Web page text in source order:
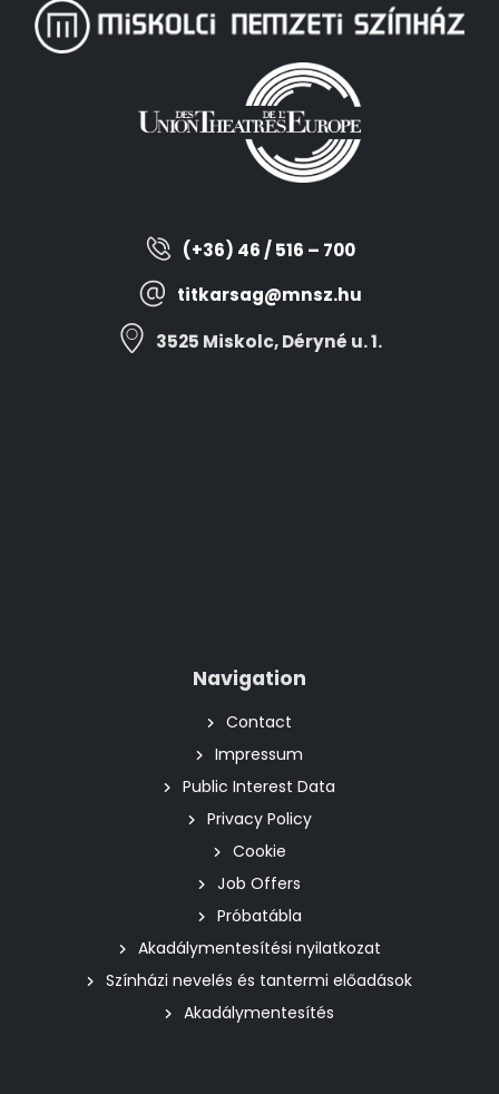
(+36) 46 / 516 – 700
titkarsag@mnsz.hu
3525 Miskolc, Déryné u. 1.
Navigation
Contact
Impressum
Public Interest Data
Privacy Policy
Cookie
Job Offers
Próbatábla
Akadálymentesítési nyilatkozat
Színházi nevelés és tantermi előadások
Akadálymentesítés